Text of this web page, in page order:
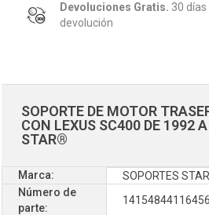
Devoluciones Gratis. 30
devolución
SOPORTE DE MOTOR
CON LEXUS SC400 DE 1992
STAR®
Marca:
SOPORTES
Número de
parte: